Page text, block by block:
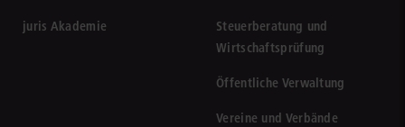
juris Akademie
Steuerberatung und
Wirtschaftsprüfung
Öffentliche Verwaltung
Vereine und Verbände